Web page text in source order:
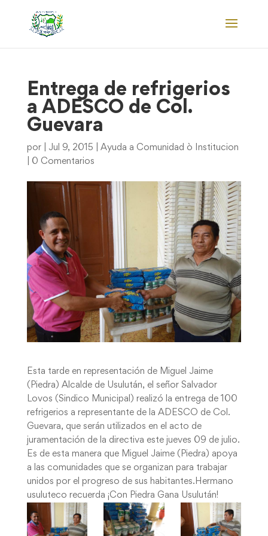
Entrega de refrigerios
a ADESCO de Col.
Guevara
por Jul 9, 2015
Ayuda a Comunidad ò Institucion
0 Comentarios
Esta tarde en representación de Miguel Jaime
(Piedra) Alcalde de Usulután, el señor Salvador
Lovos (Sindico Municipal) realizó la entrega de 100
refrigerios a representante de la ADESCO de Col.
Guevara, que serán utilizados en el acto de
juramentación de la directiva este jueves 09 de julio.
Es de esta manera que Miguel Jaime (Piedra) apoya
a las comunidades que se organizan para trabajar
unidos por el progreso de sus habitantes.Hermano
usuluteco recuerda ¡Con Piedra Gana Usulután!